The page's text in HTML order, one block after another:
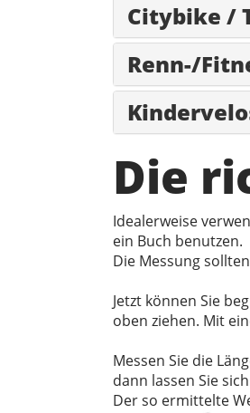
Citybike /
Renn-/
Die
Idealerweise
ein Buch benutzen.
Die Messung
Jetzt können Sie
oben ziehen. Mit
Messen Sie die
dann lassen Sie
Der so ermittelte